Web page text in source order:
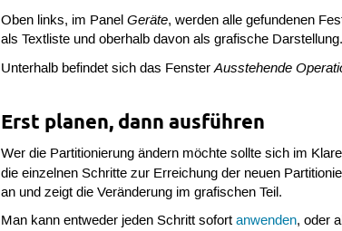
Oben links, im PanelGeräte, werden alle gefundenen
als Textliste und oberhalb davon als grafische Darstellung.
Unterhalb befindet sich das FensterAusstehende
Erst planen, dann ausführen
Wer die Partitionierung ändern möchte sollte sich im
die einzelnen Schritte zur Erreichung der neuen
an und zeigt die Veränderung im grafischen Teil.
Man kann entweder jeden Schritt sofortanwenden, oder